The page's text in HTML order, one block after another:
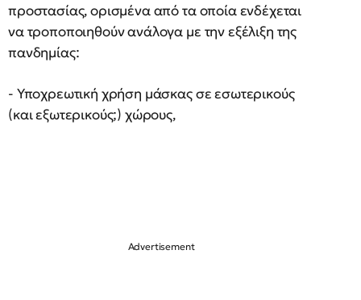
προστασίας, ορισμένα από τα οποία ενδέχεται
να τροποποιηθούν ανάλογα με την εξέλιξη της
πανδημίας:
- Υποχρεωτική χρήση μάσκας σε εσωτερικούς
(και εξωτερικούς;) χώρους,